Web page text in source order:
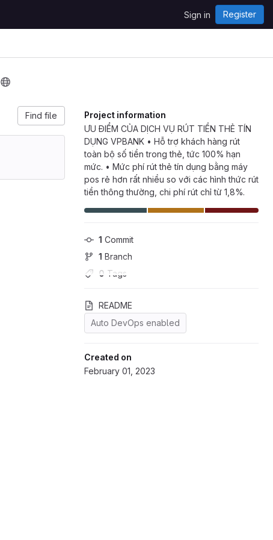
Sign in Register
Project information
ƯU ĐIỂM CỦA DỊCH VỤ RÚT TIỀN THẺ TÍN
DỤNG VPBANK • Hỗ trợ khách hàng rút
toàn bộ số tiền trong thẻ, tức 100% hạn
mức. • Mức phí rút thẻ tín dụng bằng máy
pos rẻ hơn rất nhiều so với các hình thức rút
tiền thông thường, chi phí rút chỉ từ 1,8%.
1 Commit
1 Branch
0 Tags
README
Auto DevOps enabled
Created on
February 01, 2023
Find file